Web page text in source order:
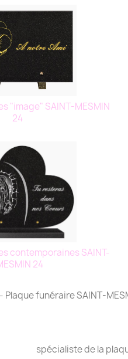
"image" SAINT-MESMIN
24
contemporaines SAINT-
24
Plaque funéraire SAINT-
spécialiste de la